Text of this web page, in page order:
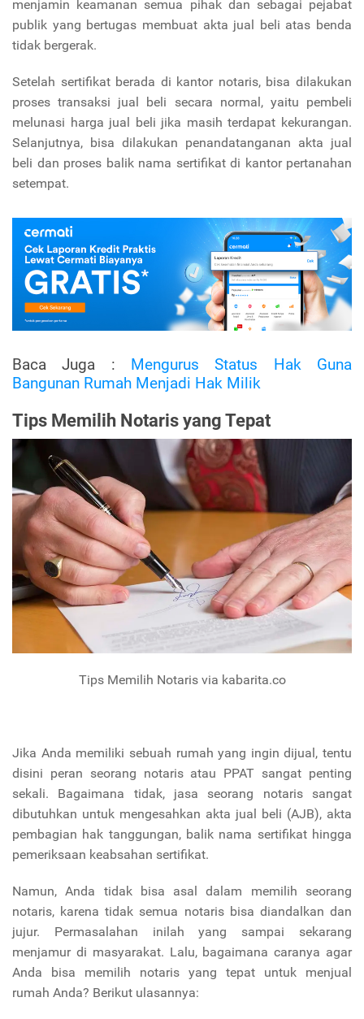
menjamin keamanan semua pihak dan sebagai pejabat
publik yang bertugas membuat akta jual beli atas benda
tidak bergerak.
Setelah sertifikat berada di kantor notaris, bisa dilakukan
proses transaksi jual beli secara normal, yaitu pembeli
melunasi harga jual beli jika masih terdapat kekurangan.
Selanjutnya, bisa dilakukan penandatanganan akta jual
beli dan proses balik nama sertifikat di kantor pertanahan
setempat.
Baca Juga : Mengurus Status Hak Guna
Bangunan Rumah Menjadi Hak Milik
Tips Memilih Notaris yang Tepat
Tips Memilih Notaris via kabarita.co
Jika Anda memiliki sebuah rumah yang ingin dijual, tentu
disini peran seorang notaris atau PPAT sangat penting
sekali. Bagaimana tidak, jasa seorang notaris sangat
dibutuhkan untuk mengesahkan akta jual beli (AJB), akta
pembagian hak tanggungan, balik nama sertifikat hingga
pemeriksaan keabsahan sertifikat.
Namun, Anda tidak bisa asal dalam memilih seorang
notaris, karena tidak semua notaris bisa diandalkan dan
jujur. Permasalahan inilah yang sampai sekarang
menjamur di masyarakat. Lalu, bagaimana caranya agar
Anda bisa memilih notaris yang tepat untuk menjual
rumah Anda? Berikut ulasannya: